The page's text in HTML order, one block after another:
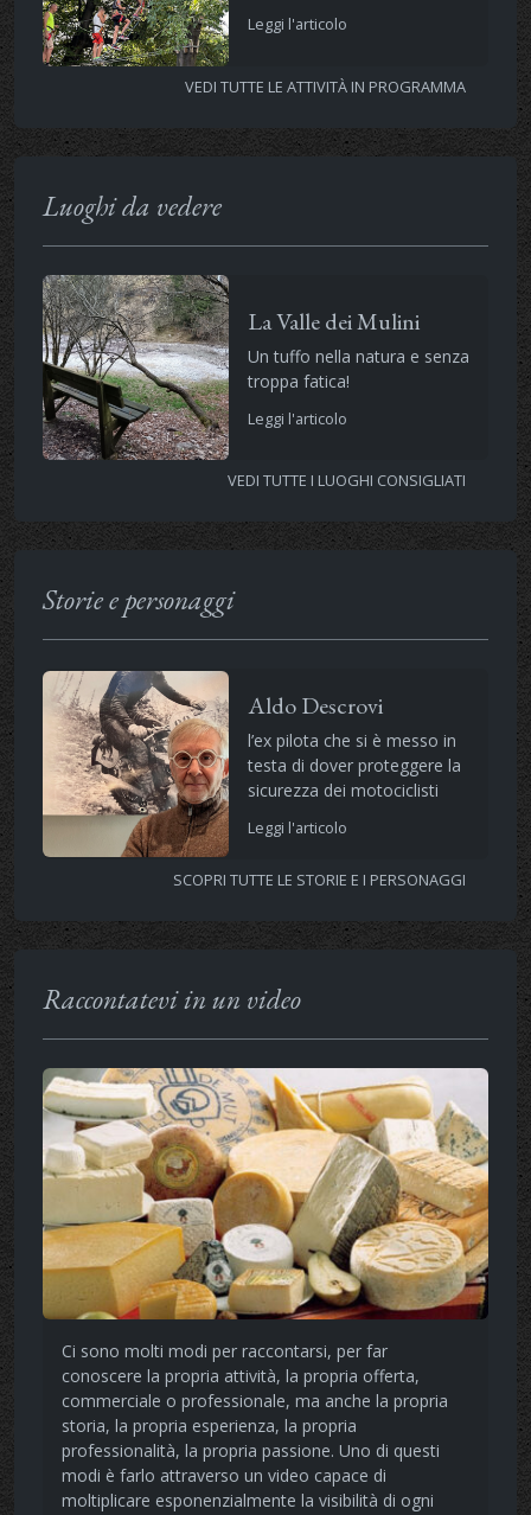
Leggi l'articolo
VEDI TUTTE LE ATTIVITÀ IN PROGRAMMA
Luoghi da vedere
La Valle dei Mulini
Un tuffo nella natura e senza
troppa fatica!
Leggi l'articolo
VEDI TUTTE I LUOGHI CONSIGLIATI
Storie e personaggi
Aldo Descrovi
l’ex pilota che si è messo in
testa di dover proteggere la
sicurezza dei motociclisti
Leggi l'articolo
SCOPRI TUTTE LE STORIE E I PERSONAGGI
Raccontatevi in un video
Ci sono molti modi per raccontarsi, per far
conoscere la propria attività, la propria offerta,
commerciale o professionale, ma anche la propria
storia, la propria esperienza, la propria
professionalità, la propria passione. Uno di questi
modi è farlo attraverso un video capace di
moltiplicare esponenzialmente la visibilità di ogni